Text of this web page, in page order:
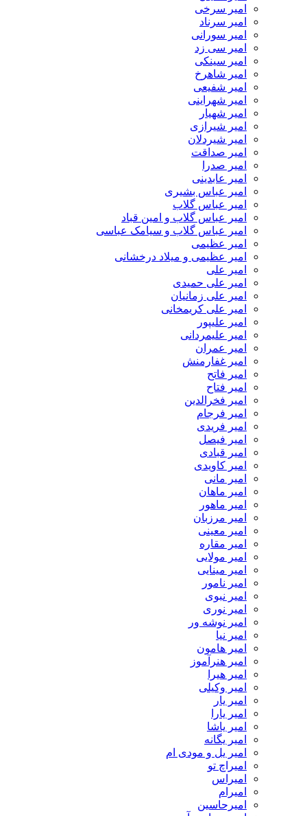
امیر سرخی
امیر سرناد
امیر سورانی
امیر سی زد
امیر سینکی
امیر شاهرخ
امیر شفیعی
امیر شهراینی
امیر شهیار
امیر شیرازی
امیر شیردلان
امیر صداقت
امیر صدرا
امیر عابدینی
امیر عباس بشیری
امیر عباس گلاب
امیر عباس گلاب و امین قباد
امیر عباس گلاب و سیامک عباسی
امیر عظیمی
امیر عظیمی و میلاد درخشانی
امیر علی
امیر علی حمیدی
امیر علی زمانیان
امیر علی کریمخانی
امیر علیپور
امیر علیمردانی
امیر عمران
امیر غفارمنش
امیر فاتح
امیر فتاح
امیر فخرالدین
امیر فرجام
امیر فریدی
امیر فیصل
امیر قبادی
امیر کاویدی
امیر مانی
امیر ماهان
امیر ماهور
امیر مرزبان
امیر معینی
امیر مقاره
امیر مولایی
امیر مینایی
امیر نامور
امیر نبوی
امیر نوری
امیر نوشه ور
امیر نیا
امیر هامون
امیر هنرآموز
امیر هیرا
امیر وکیلی
امیر یار
امیر یارا
امیر یاشا
امیر یگانه
امیر یل و مودی ام
امیراچ تو
امیراس
امیرام
امیرحاسین